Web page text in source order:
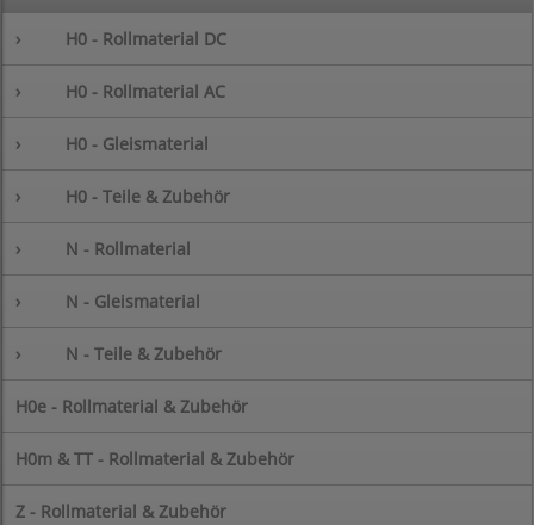
› H0 - Rollmaterial DC
› H0 - Rollmaterial AC
› H0 - Gleismaterial
› H0 - Teile & Zubehör
› N - Rollmaterial
› N - Gleismaterial
› N - Teile & Zubehör
H0e - Rollmaterial & Zubehör
H0m & TT - Rollmaterial & Zubehör
Z - Rollmaterial & Zubehör